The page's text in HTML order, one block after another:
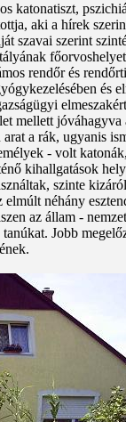
katonatiszt,
aki a hírek
szavai szerint
rendőr és
és
mellett
a rák, ugyanis
- volt
kihallgatások
szinte
néhány
az állam -
Jobb